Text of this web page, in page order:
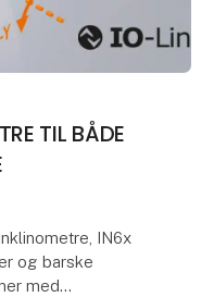
TIL BÅDE
IN6x
og barske
med